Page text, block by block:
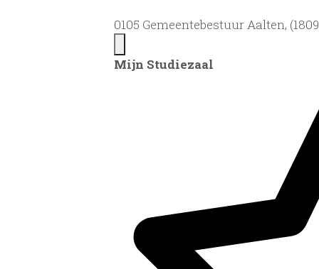
0105 Gemeentebestuur Aalten,
Mijn Studiezaal